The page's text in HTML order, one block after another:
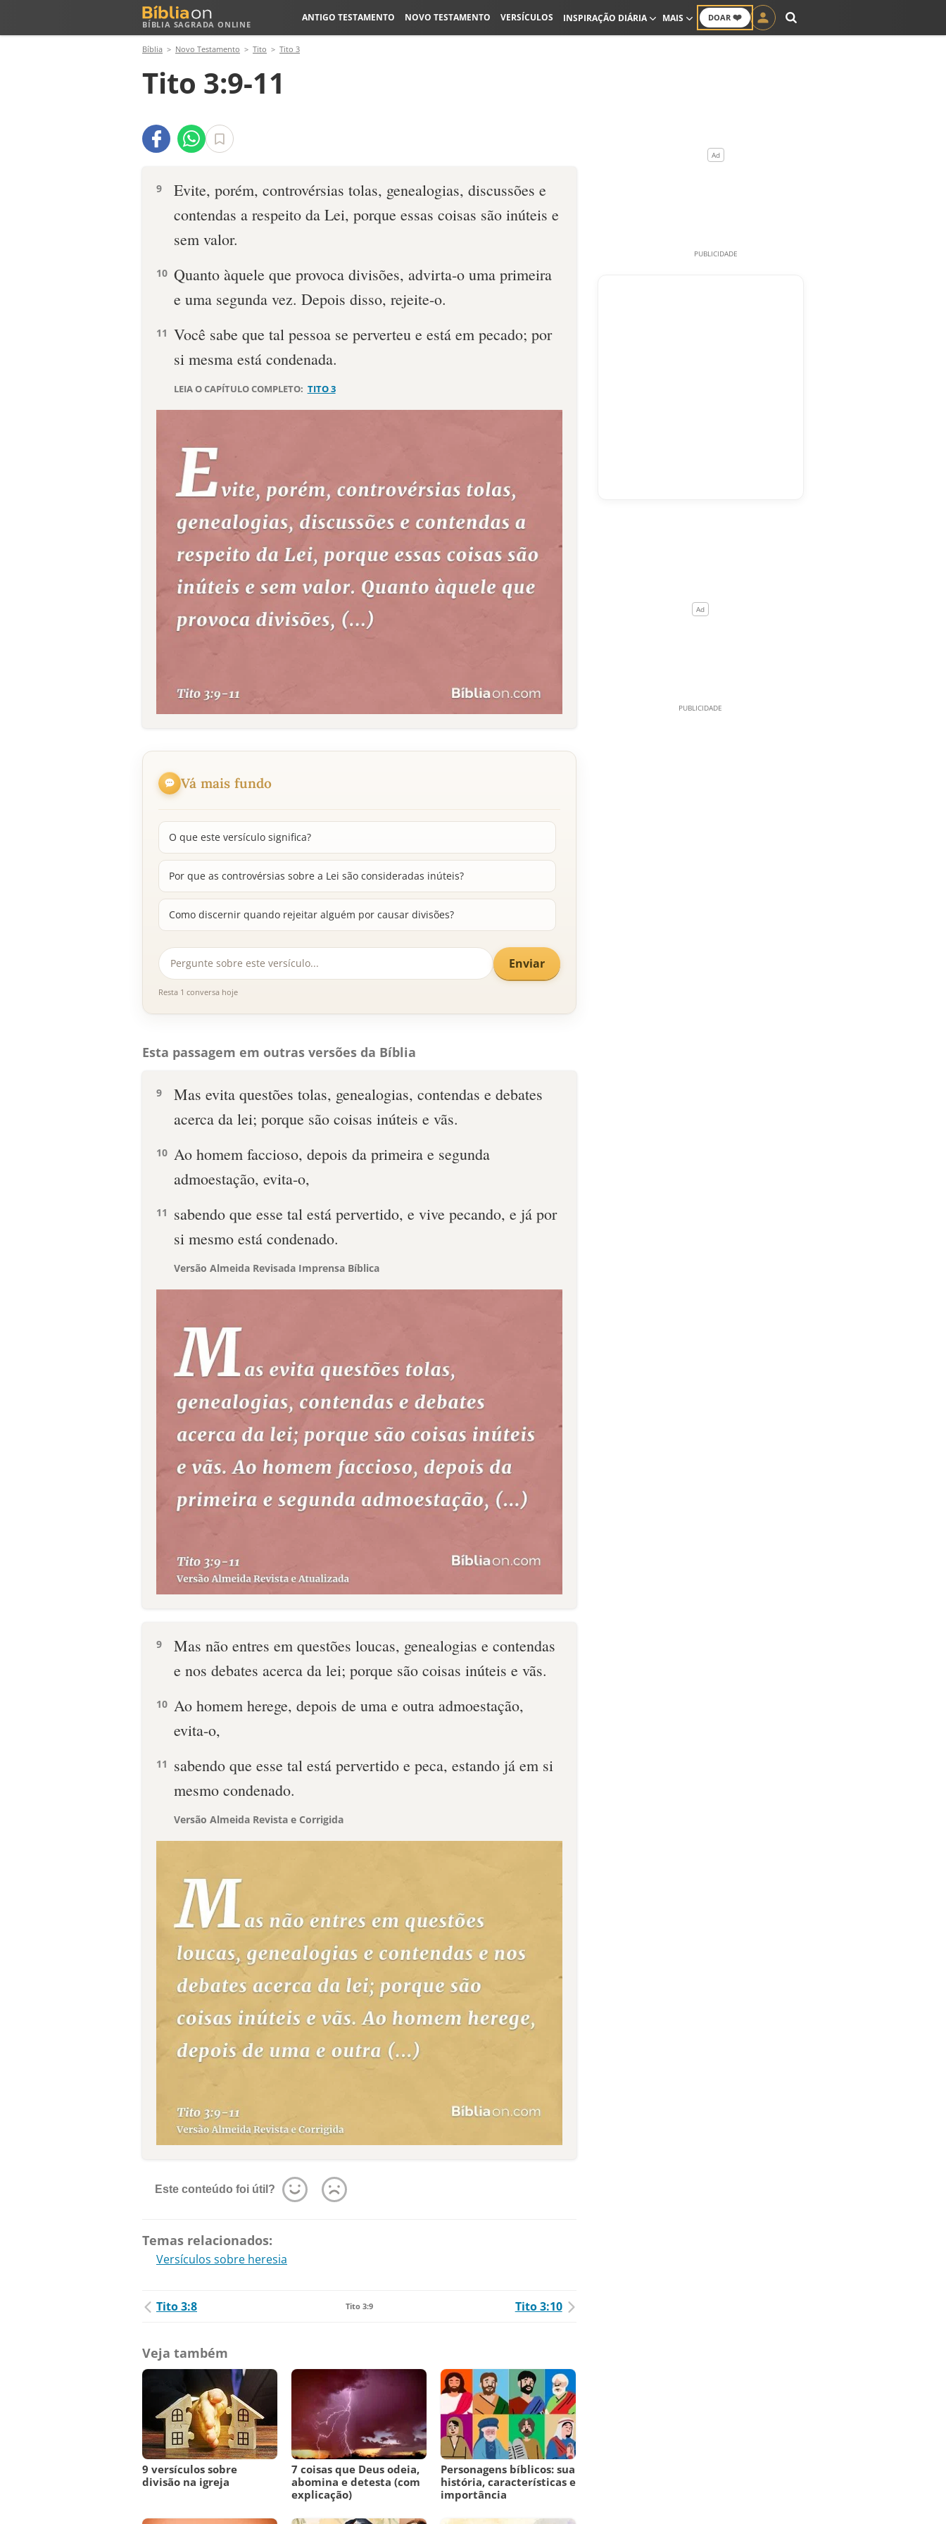
BÍBLIA SAGRADA ONLINE
DOAR ❤️
ANTIGO TESTAMENTO NOVO TESTAMENTO VERSÍCULOS INSPIRAÇÃO DIÁRIA MAIS
Bíblia Novo Testamento Tito Tito 3
Tito 3:9-11
9
Evite, porém, controvérsias tolas, genealogias, discussões e
contendas a respeito da Lei, porque essas coisas são inúteis e
sem valor.
10 Quanto àquele que provoca divisões, advirta-o uma primeira
e uma segunda vez. Depois disso, rejeite-o.
11 Você sabe que tal pessoa se perverteu e está em pecado; por
si mesma está condenada.
LEIA O CAPÍTULO COMPLETO: TITO 3
Vá mais fundo
O que este versículo significa?
Por que as controvérsias sobre a Lei são consideradas inúteis?
Como discernir quando rejeitar alguém por causar divisões?
Enviar
Resta 1 conversa hoje
Esta passagem em outras versões da Bíblia
9
Mas evita questões tolas, genealogias, contendas e debates
acerca da lei; porque são coisas inúteis e vãs.
10 Ao homem faccioso, depois da primeira e segunda
admoestação, evita-o,
11
sabendo que esse tal está pervertido, e vive pecando, e já por
si mesmo está condenado.
Versão Almeida Revisada Imprensa Bíblica
9
Mas não entres em questões loucas, genealogias e contendas
e nos debates acerca da lei; porque são coisas inúteis e vãs.
10 Ao homem herege, depois de uma e outra admoestação,
evita-o,
11
sabendo que esse tal está pervertido e peca, estando já em si
mesmo condenado.
Versão Almeida Revista e Corrigida
Este conteúdo foi útil?
Temas relacionados:
Versículos sobre heresia
Tito 3:8 Tito 3:9 Tito 3:10
Veja também
9 versículos sobre
divisão na igreja
7 coisas que Deus odeia,
abomina e detesta (com
explicação)
Personagens bíblicos: sua
história, características e
importância